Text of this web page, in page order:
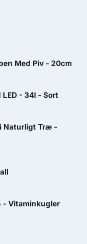
Med Piv - 20cm
LED - 34l - Sort
Naturligt Træ -
- Vitaminkugler